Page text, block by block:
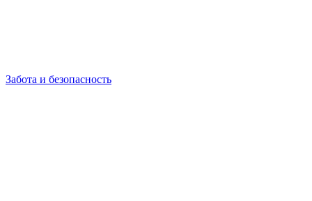
Забота и безопасность